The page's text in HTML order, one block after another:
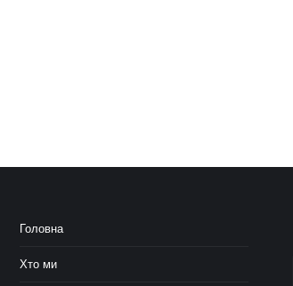
Головна
Хто ми